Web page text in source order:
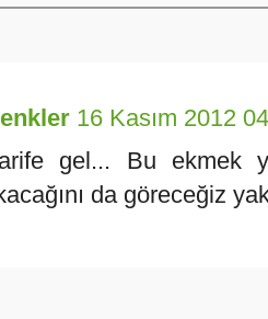
16 Kasım 2012
gel... Bu ekmek
da göreceğiz